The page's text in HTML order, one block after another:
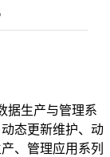
生产与管理系
态更新维护、动
、管理应用系列